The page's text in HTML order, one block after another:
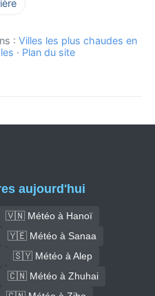
: Villes les plus chaudes en
· Plan du site
aujourd'hui
🇻🇳 Météo à Hanoï
🇾🇪 Météo à Sanaa
🇸🇾 Météo à Alep
🇨🇳 Météo à Zhuhai